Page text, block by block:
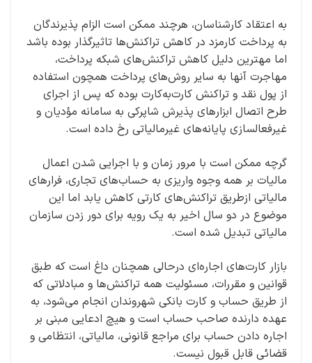
به اعتقاد کارشناسان، هرچند ممکن است الزام پذیرندگان
به پرداخت کارمزد در کاهش تراکنش‌ها تاثیرگذار بوده باشد
اما مهترین دلیل کاهش تراکنش‌های شبکه پرداخت،
مهاجرت آنها به سایر روش‌های پرداخت همچون استفاده
از پول نقد و تراکنش کارت‌به‌کارت بوده که پس از اجرای
طرح اتصال ابزارهای پذیرش شاپرکی به سامانه مؤدیان و
غیرفعالسازی پایانه‌های غیرمالیاتی رخ داده است.
گرچه ممکن است با مرور زمان و با اجرایی شدن اعمال
مالیات بر همه وجوه واریزی به حساب‌های تجاری، فرارهای
مالیاتی ازطریق تراکنش‌های کارتی کاهش یابد اما این
موضوع در دو سال اخیر به یک رویه برای دور زدن سازمان
مالیاتی تبدیل شده است.
بازار کارت‌های اجار‌ه‌ای درحالی همچنان داغ است که طبق
قوانین و مقررات، مسئولیت همه تراکنش‌ها و مبادلاتی که
از طریق حساب و کارت بانکی شهروندان انجام می‌شود، به
عهده دارنده صاحب حساب است و هیچ ادعایی مبنی بر
اجاره دادن حساب برای مراجع قانونی، مالیاتی، انتظامی و
قضائی قابل قبول نیست.